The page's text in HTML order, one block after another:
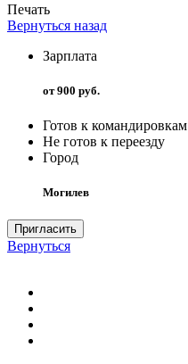
Печать
Вернуться назад
Зарплата
от 900 руб.
Готов к командировкам
Не готов к переезду
Город
Могилев
Пригласить
Вернуться